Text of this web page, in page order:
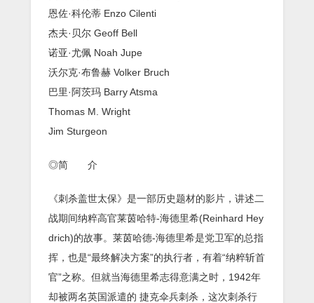
恩佐·科伦蒂 Enzo Cilenti
杰夫·贝尔 Geoff Bell
诺亚·尤佩 Noah Jupe
沃尔克·布鲁赫 Volker Bruch
巴里·阿茨玛 Barry Atsma
Thomas M. Wright
Jim Sturgeon
◎简 介
《刺杀盖世太保》是一部历史题材的影片，讲述二
战期间纳粹高官莱茵哈特-海德里希(Reinhard Hey
drich)的故事。莱茵哈德-海德里希是党卫军的总指
挥，也是“最终解决方案”的执行者，有着“纳粹斩首
官”之称。但就当海德里希志得意满之时，1942年
却被两名英国派遣的 捷克伞兵刺杀，这次刺杀行